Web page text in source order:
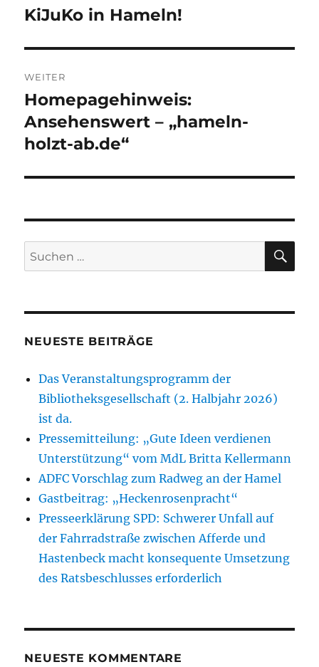
Vorheriger
KiJuKo in Hameln!
WEITER
Nächster
Beitrag:
Homepagehinweis:
Ansehenswert – „hameln-
holzt-ab.de“
Suchen
nach:
NEUESTE BEITRÄGE
Das Veranstaltungsprogramm der
Bibliotheksgesellschaft (2. Halbjahr 2026)
ist da.
Pressemitteilung: „Gute Ideen verdienen
Unterstützung“ vom MdL Britta Kellermann
ADFC Vorschlag zum Radweg an der Hamel
Gastbeitrag: „Heckenrosenpracht“
Presseerklärung SPD: Schwerer Unfall auf
der Fahrradstraße zwischen Afferde und
Hastenbeck macht konsequente Umsetzung
des Ratsbeschlusses erforderlich
NEUESTE KOMMENTARE